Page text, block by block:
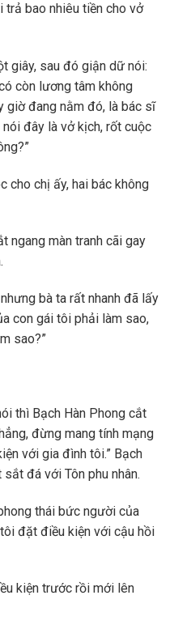
trả bao nhiêu tiền cho vở
giây, sau đó giận dữ nói:
còn lương tâm không
giờ đang nằm đó, là bác sĩ
đây là vở kịch, rốt cuộc
cho chị ấy, hai bác không
ngang màn tranh cãi gay
bà ta rất nhanh đã lấy
con gái tôi phải làm sao,
sao?”
thì Bạch Hàn Phong cắt
đừng mang tính mạng
với gia đình tôi.” Bạch
đá với Tôn phu nhân.
thái bức người của
đặt điều kiện với cậu hồi
kiện trước rồi mới lên